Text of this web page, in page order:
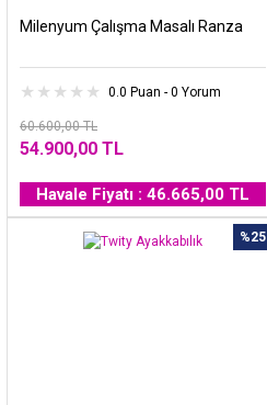
Milenyum Çalışma Masalı Ranza
0.0 Puan - 0 Yorum
60.600,00 TL
54.900,00 TL
Havale Fiyatı : 46.665,00 TL
%25